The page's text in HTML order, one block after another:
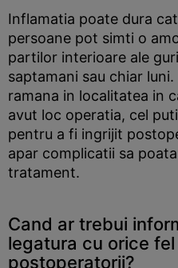
Inflamatia poate dura
persoane pot simti o
partilor interioare ale
saptamani sau chiar
ramana in localitatea in
avut loc operatia, cel
pentru a fi ingrijit
apar complicatii sa
tratament.
Cand ar trebui
legatura cu orice
postoperatorii?